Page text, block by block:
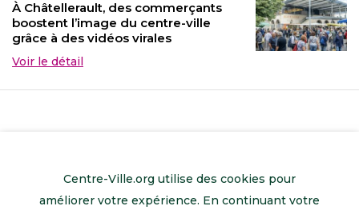
À Châtellerault, des commerçants
boostent l’image du centre-ville
grâce à des vidéos virales
Voir le détail
Centre-Ville.org utilise des cookies pour
améliorer votre expérience. En continuant votre